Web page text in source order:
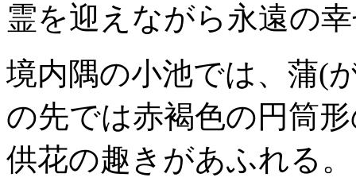
霊を迎えながら永遠の
境内隅の小池では、蒲(
の先では赤褐色の円筒
供花の趣きがあふれる。